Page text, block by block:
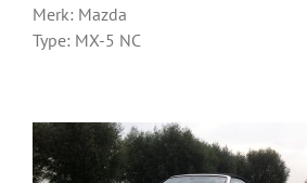
Merk: Mazda
Type: MX-5 NC